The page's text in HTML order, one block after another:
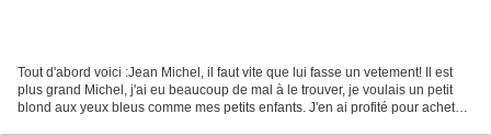
Tout d'abord voici :Jean Michel, il faut vite que lui fasse un vetement! Il est
plus grand Michel, j'ai eu beaucoup de mal à le trouver, je voulais un petit
blond aux yeux bleus comme mes petits enfants. J'en ai profité pour acheter